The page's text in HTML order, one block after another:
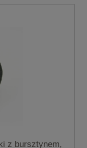
z bursztynem,